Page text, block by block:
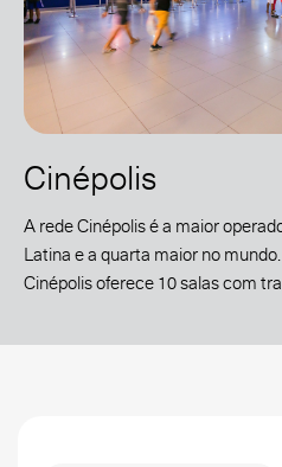
Cinépolis
A rede Cinépolis é a maior
Latina e a quarta maior no
Cinépolis oferece 10 salas com